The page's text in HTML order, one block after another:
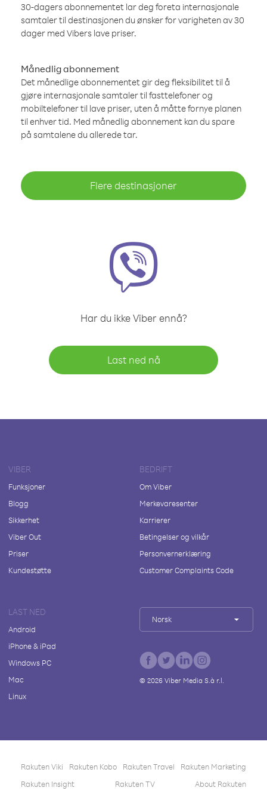
30-dagers abonnementet lar deg foreta internasjonale
samtaler til destinasjonen du ønsker for varigheten av 30
dager med Vibers lave priser.
Månedlig abonnement
Det månedlige abonnementet gir deg fleksibilitet til å
gjøre internasjonale samtaler til fasttelefoner og
mobiltelefoner til lave priser, uten å måtte fornye planen
til enhver tid. Med månedlig abonnement kan du spare
på samtalene du allerede tar.
Flere destinasjoner
Har du ikke Viber ennå?
Last ned nå
VIBER
Funksjoner
Blogg
Sikkerhet
Viber Out
Priser
Kundestøtte
BEDRIFT
Om Viber
Merkevaresenter
Karrierer
Betingelser og vilkår
Personvernerklæring
Customer Complaints Code
LAST NED
Android
iPhone & iPad
Windows PC
Mac
Linux
Norsk
© 2026Viber Media S.à r.l.
Rakuten Viki Rakuten Kobo Rakuten Travel
Rakuten Marketing
Rakuten Insight
Rakuten TV About Rakuten